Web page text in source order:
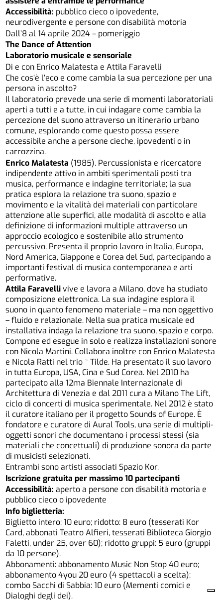
Accessibilità: pubblico cieco o ipovedente,
neurodivergente e persone con disabilità motoria
Dall’8 al 14 aprile 2024 – pomeriggio
The Dance of Attention
Laboratorio musicale e sensoriale
Di e con Enrico Malatesta e Attila Faravelli
Che cos’è l’eco e come cambia la sua percezione per una
persona in ascolto?
Il laboratorio prevede una serie di momenti laboratoriali
aperti a tutti e a tutte, in cui indagare come cambia la
percezione del suono attraverso un itinerario urbano
comune, esplorando come questo possa essere
accessibile anche a persone cieche, ipovedenti o in
carrozzina.
Enrico Malatesta (1985). Percussionista e ricercatore
indipendente attivo in ambiti sperimentali posti tra
musica, performance e indagine territoriale; la sua
pratica esplora la relazione tra suono, spazio e
movimento e la vitalità dei materiali con particolare
attenzione alle superfici, alle modalità di ascolto e alla
definizione di informazioni multiple attraverso un
approccio ecologico e sostenibile allo strumento
percussivo. Presenta il proprio lavoro in Italia, Europa,
Nord America, Giappone e Corea del Sud, partecipando a
importanti festival di musica contemporanea e arti
performative.
Attila Faravellivive e lavora a Milano, dove ha studiato
composizione elettronica. La sua indagine esplora il
suono in quanto fenomeno materiale – ma non oggettivo
– fluido e relazionale. Nella sua pratica musicale ed
installativa indaga la relazione tra suono, spazio e corpo.
Compone ed esegue in solo e realizza installazioni sonore
con Nicola Martini. Collabora inoltre con Enrico Malatesta
e Nicola Ratti nel trio ~ Tilde. Ha presentato il suo lavoro
in tutta Europa, USA, Cina e Sud Corea. Nel 2010 ha
partecipato alla 12ma Biennale Internazionale di
Architettura di Venezia e dal 2011 cura a Milano The Lift,
ciclo di concerti di musica sperimentale. Nel 2012 è stato
il curatore italiano per il progetto Sounds of Europe. È
fondatore e curatore di Aural Tools, una serie di multipli-
oggetti sonori che documentano i processi stessi (sia
materiali che concettuali) di produzione sonora da parte
di musicisti selezionati.
Entrambi sono artisti associati Spazio Kor.
Iscrizione gratuita per massimo 10 partecipanti
Accessibilità:aperto a persone con disabilità motoria e
pubblico cieco o ipovedente
Info biglietteria:
Biglietto intero: 10 euro; ridotto: 8 euro (tesserati Kor
Card, abbonati Teatro Alfieri, tesserati Biblioteca Giorgio
Faletti, under 25, over 60); ridotto gruppi: 5 euro (gruppi
da 10 persone).
Abbonamenti: abbonamento Music Non Stop 40 euro;
abbonamento 4you 20 euro (4 spettacoli a scelta);
combo Sacchi di Sabbia: 10 euro (Mementi comici e
Dialoghi degli dei).